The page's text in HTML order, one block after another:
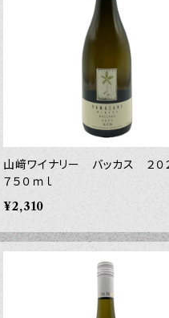
山﨑ワイナリー バッカス ２０
７５０ｍｌ
¥2,310